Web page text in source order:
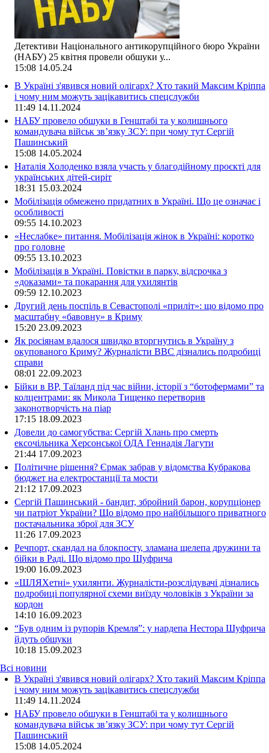
Детективи Національного антикорупційного бюро України
(НАБУ) 25 квітня провели обшуки у...
15:08 14.05.24
В Україні з'явився новий олігарх? Хто такий Максим Кріппа
і чому ним можуть зацікавитись спецслужби
11:49 14.11.2024
НАБУ провело обшуки в Генштабі та у колишнього
командувача військ зв’язку ЗСУ: при чому тут Сергій
Пашинський
15:08 14.05.2024
Наталія Холоденко взяла участь у благодійному проєкті для
українських дітей-сиріт
18:31 15.03.2024
Мобілізація обмежено придатних в Україні. Що це означає і
особливості
09:55 14.10.2023
«Неслабке» питання. Мобілізація жінок в Україні: коротко
про головне
09:55 13.10.2023
Мобілізація в Україні. Повістки в парку, відсрочка з
«доказами» та покарання для ухилянтів
09:59 12.10.2023
Другий день поспіль в Севастополі «приліт»: що відомо про
масштабну «бавовну» в Криму
15:20 23.09.2023
Як росіянам вдалося швидко вторгнутись в Україну з
окупованого Криму? Журналісти ВВС дізнались подробиці
справи
08:01 22.09.2023
Бійки в ВР, Таїланд під час війни, історії з “ботофермами” та
колцентрами: як Микола Тищенко перетворив
законотворчість на піар
17:15 18.09.2023
Довели до самогубства: Сергій Хлань про смерть
ексочільника Херсонської ОДА Геннадія Лагути
21:44 17.09.2023
Політичне рішення? Єрмак забрав у відомства Кубракова
бюджет на електростанції та мости
21:12 17.09.2023
Сергій Пашинський - бандит, збройний барон, корупціонер
чи патріот України? Що відомо про найбільшого приватного
постачальника зброї для ЗСУ
11:26 17.09.2023
Речпорт, скандал на блокпосту, зламана щелепа дружини та
бійки в Раді. Що відомо про Шуфрича
19:00 16.09.2023
«ШЛЯХетні» ухилянти. Журналісти-розслідувачі дізнались
подробиці популярної схеми виїзду чоловіків з України за
кордон
14:10 16.09.2023
“Був одним із рупорів Кремля”: у нардепа Нестора Шуфрича
йдуть обшуки
10:18 15.09.2023
Всі новини
В Україні з'явився новий олігарх? Хто такий Максим Кріппа
і чому ним можуть зацікавитись спецслужби
11:49 14.11.2024
НАБУ провело обшуки в Генштабі та у колишнього
командувача військ зв’язку ЗСУ: при чому тут Сергій
Пашинський
15:08 14.05.2024